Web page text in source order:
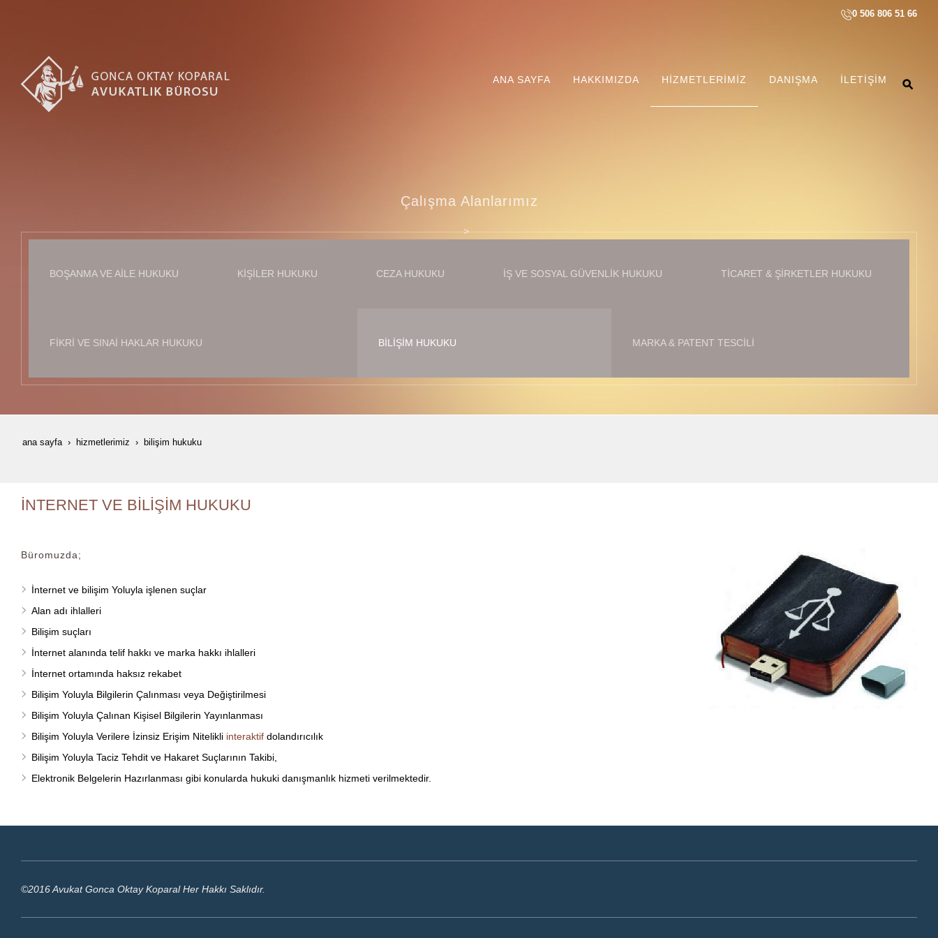
0 506 806 51 66
ANA SAYFA HAKKIMIZDA HIZMETLERIMIZ DANIŞMA İLETIŞIM
Çalışma Alanlarımız
BOŞANMA VE AILE HUKUKU KIŞILER HUKUKU CEZA HUKUKU İŞ VE SOSYAL GÜVENLIK HUKUKU TICARET & ŞIRKETLER HUKUKU
FIKRI VE SINAI HAKLAR HUKUKU BILIŞIM HUKUKU MARKA & PATENT TESCILI
ana sayfa hizmetlerimiz bilişim hukuku
İNTERNET VE BILIŞIM HUKUKU
Büromuzda;
İnternet ve bilişim Yoluyla işlenen suçlar
Alan adı ihlalleri
Bilişim suçları
İnternet alanında telif hakkı ve marka hakkı ihlalleri
İnternet ortamında haksız rekabet
Bilişim Yoluyla Bilgilerin Çalınması veya Değiştirilmesi
Bilişim Yoluyla Çalınan Kişisel Bilgilerin Yayınlanması
Bilişim Yoluyla Verilere İzinsiz Erişim Nitelikli interaktif dolandırıcılık
Bilişim Yoluyla Taciz Tehdit ve Hakaret Suçlarının Takibi,
Elektronik Belgelerin Hazırlanması gibi konularda hukuki danışmanlık hizmeti verilmektedir.
©2016 Avukat Gonca Oktay Koparal Her Hakkı Saklıdır.